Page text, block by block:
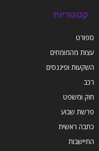
קטגוריות
ספורט
עצות מהמומחים
השקעות ופיננסים
רכב
חוק ומשפט
פרשת שבוע
כתבה ראשית
התיישבות